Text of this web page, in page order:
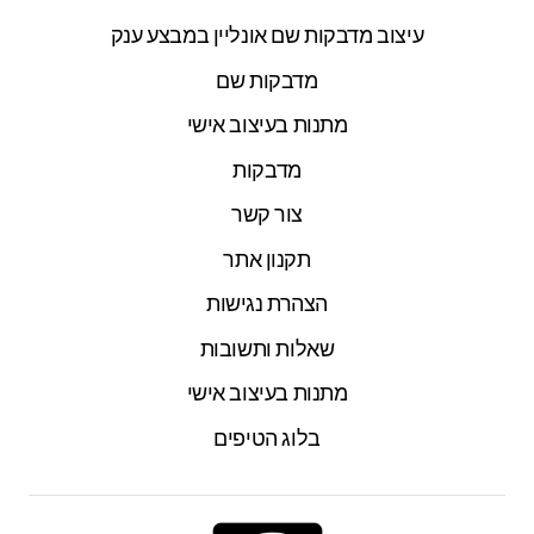
עיצוב מדבקות שם אונליין במבצע ענק
מדבקות שם
מתנות בעיצוב אישי
מדבקות
צור קשר
תקנון אתר
הצהרת נגישות
שאלות ותשובות
מתנות בעיצוב אישי
בלוג הטיפים